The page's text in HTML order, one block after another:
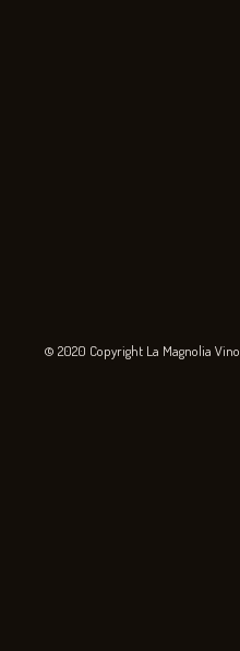
© 2020 Copyright La Magnolia Vino